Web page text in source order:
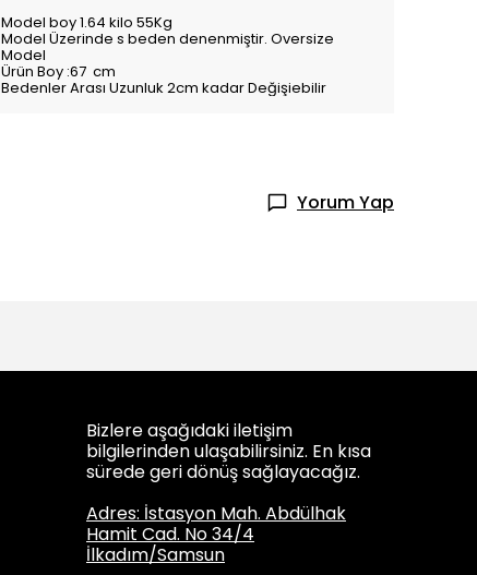
Model boy 1.64 kilo 55Kg
Model Üzerinde s beden denenmiştir. Oversize
Model
Ürün Boy :67 cm
Bedenler Arası Uzunluk 2cm kadar Değişiebilir
Yorum Yap
Bizlere aşağıdaki iletişim
bilgilerinden ulaşabilirsiniz. En kısa
sürede geri dönüş sağlayacağız.
Adres: İstasyon Mah. Abdülhak
Hamit Cad. No 34/4
İlkadım/Samsun